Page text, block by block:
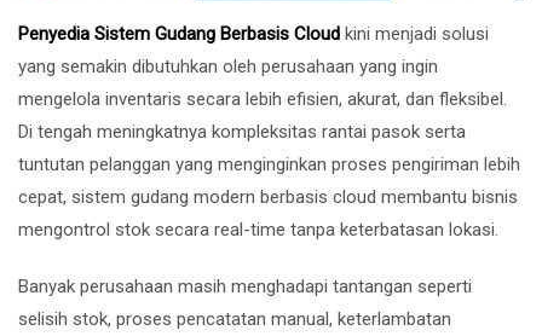
Penyedia Sistem Gudang Berbasis Cloud kini menjadi solusi
yang semakin dibutuhkan oleh perusahaan yang ingin
mengelola inventaris secara lebih efisien, akurat, dan fleksibel.
Di tengah meningkatnya kompleksitas rantai pasok serta
tuntutan pelanggan yang menginginkan proses pengiriman lebih
cepat, sistem gudang modern berbasis cloud membantu bisnis
mengontrol stok secara real-time tanpa keterbatasan lokasi.
Banyak perusahaan masih menghadapi tantangan seperti
selisih stok, proses pencatatan manual, keterlambatan